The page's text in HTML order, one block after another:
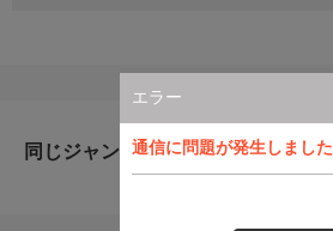
エラー
通信に問題が発生しまし
同じジャンルのおすすめ番組